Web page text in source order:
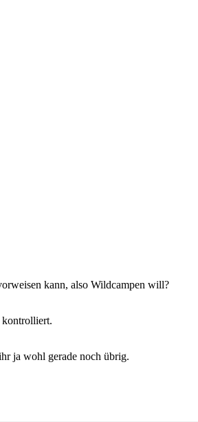
kann, also Wildcampen will?
kontrolliert.
ja wohl gerade noch übrig.